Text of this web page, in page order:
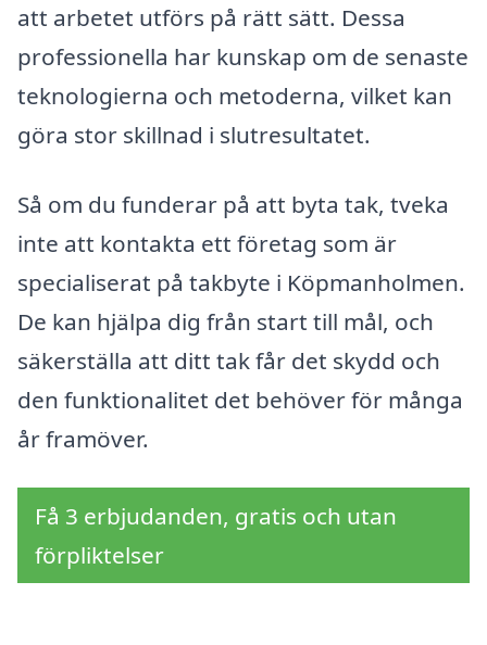
att arbetet utförs på rätt sätt. Dessa
professionella har kunskap om de senaste
teknologierna och metoderna, vilket kan
göra stor skillnad i slutresultatet.
Så om du funderar på att byta tak, tveka
inte att kontakta ett företag som är
specialiserat på takbyte i Köpmanholmen.
De kan hjälpa dig från start till mål, och
säkerställa att ditt tak får det skydd och
den funktionalitet det behöver för många
år framöver.
Få 3 erbjudanden, gratis och utan
förpliktelser